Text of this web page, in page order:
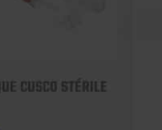
CUSCO STÉRILE